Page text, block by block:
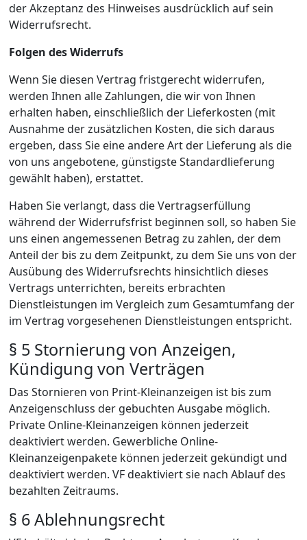
der Akzeptanz des Hinweises ausdrücklich auf sein
Widerrufsrecht.
Folgen des Widerrufs
Wenn Sie diesen Vertrag fristgerecht widerrufen,
werden Ihnen alle Zahlungen, die wir von Ihnen
erhalten haben, einschließlich der Lieferkosten (mit
Ausnahme der zusätzlichen Kosten, die sich daraus
ergeben, dass Sie eine andere Art der Lieferung als die
von uns angebotene, günstigste Standardlieferung
gewählt haben), erstattet.
Haben Sie verlangt, dass die Vertragserfüllung
während der Widerrufsfrist beginnen soll, so haben Sie
uns einen angemessenen Betrag zu zahlen, der dem
Anteil der bis zu dem Zeitpunkt, zu dem Sie uns von der
Ausübung des Widerrufsrechts hinsichtlich dieses
Vertrags unterrichten, bereits erbrachten
Dienstleistungen im Vergleich zum Gesamtumfang der
im Vertrag vorgesehenen Dienstleistungen entspricht.
§ 5 Stornierung von Anzeigen,
Kündigung von Verträgen
Das Stornieren von Print-Kleinanzeigen ist bis zum
Anzeigenschluss der gebuchten Ausgabe möglich.
Private Online-Kleinanzeigen können jederzeit
deaktiviert werden. Gewerbliche Online-
Kleinanzeigenpakete können jederzeit gekündigt und
deaktiviert werden. VF deaktiviert sie nach Ablauf des
bezahlten Zeitraums.
§ 6 Ablehnungsrecht